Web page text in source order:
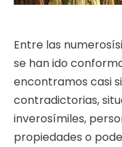
Entre las
se han ido
encontramos casi
contradictorias,
inverosímiles,
propiedades o